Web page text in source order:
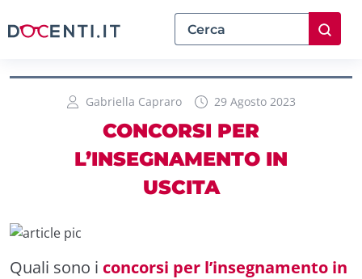
Gabriella Capraro 29 Agosto 2023
CONCORSI PER
L’INSEGNAMENTO IN
USCITA
Quali sono i concorsi per l’insegnamento in